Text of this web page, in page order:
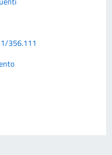
356.111